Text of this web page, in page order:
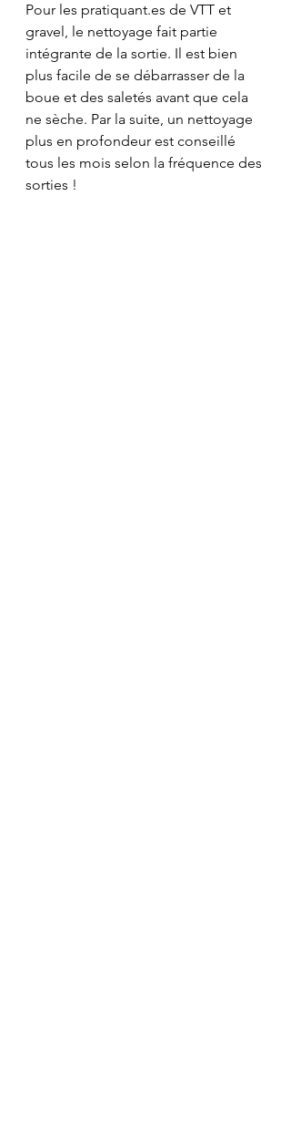
Pour les pratiquant.es de VTT et
gravel, le nettoyage fait partie
intégrante de la sortie. Il est bien
plus facile de se débarrasser de la
boue et des saletés avant que cela
ne sèche. Par la suite, un nettoyage
plus en profondeur est conseillé
tous les mois selon la fréquence des
sorties !